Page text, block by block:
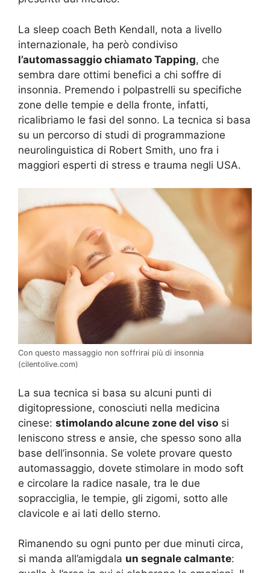
La sleep coach Beth Kendall, nota a livello
internazionale, ha però condiviso
l’automassaggio chiamato Tapping, che
sembra dare ottimi benefici a chi soffre di
insonnia. Premendo i polpastrelli su specifiche
zone delle tempie e della fronte, infatti,
ricalibriamo le fasi del sonno. La tecnica si basa
su un percorso di studi di programmazione
neurolinguistica di Robert Smith, uno fra i
maggiori esperti di stress e trauma negli USA.
Con questo massaggio non soffrirai più di insonnia
(cilentolive.com)
La sua tecnica si basa su alcuni punti di
digitopressione, conosciuti nella medicina
cinese: stimolando alcune zone del viso si
leniscono stress e ansie, che spesso sono alla
base dell’insonnia. Se volete provare questo
automassaggio, dovete stimolare in modo soft
e circolare la radice nasale, tra le due
sopracciglia, le tempie, gli zigomi, sotto alle
clavicole e ai lati dello sterno.
Rimanendo su ogni punto per due minuti circa,
si manda all’amigdala un segnale calmante: